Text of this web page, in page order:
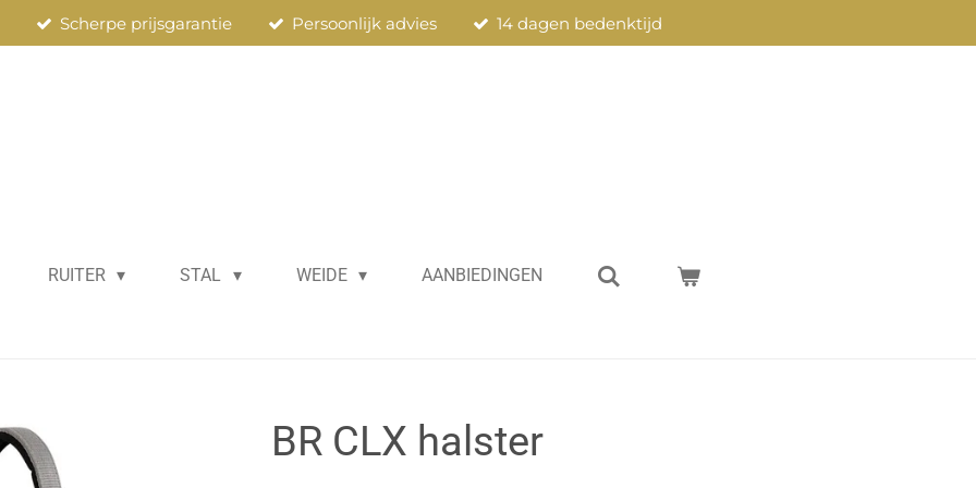
Scherpe prijsgarantie Persoonlijk advies 14 dagen bedenktijd
RUITER STAL WEIDE AANBIEDINGEN
BR CLX halster